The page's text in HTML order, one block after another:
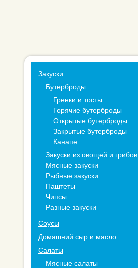
Закуски
Бутерброды
Гренки и тосты
Горячие бутерброды
Открытые бутерброды
Закрытые бутерброды
Канапе
Закуски из овощей и грибов
Мясные закуски
Рыбные закуски
Паштеты
Чипсы
Разные закуски
Соусы
Домашний сыр и масло
Салаты
Мясные салаты